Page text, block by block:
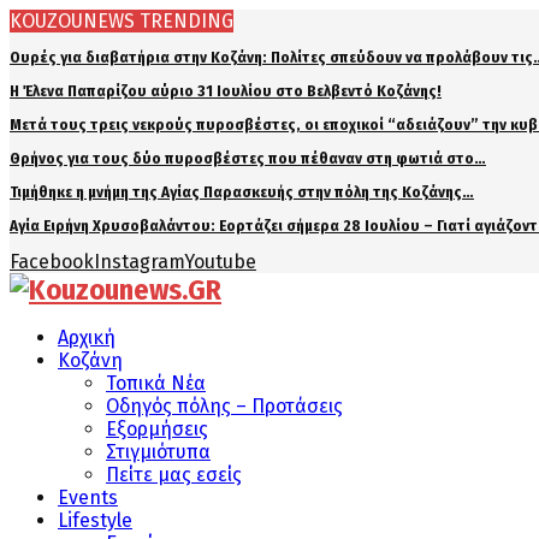
KOUZOUNEWS TRENDING
Ουρές για διαβατήρια στην Κοζάνη: Πολίτες σπεύδουν να προλάβουν
Η Έλενα Παπαρίζου αύριο 31 Ιουλίου στο Βελβεντό Κοζάνης!
Μετά τους τρεις νεκρούς πυροσβέστες, οι εποχικοί “αδειάζουν” την
Θρήνος για τους δύο πυροσβέστες που πέθαναν στη φωτιά στο…
Τιμήθηκε η μνήμη της Αγίας Παρασκευής στην πόλη της Κοζάνης…
Αγία Ειρήνη Χρυσοβαλάντου: Εορτάζει σήμερα 28 Ιουλίου – Γιατί
FacebookInstagramYoutube
Αρχική
Κοζάνη
Τοπικά Νέα
Οδηγός πόλης – Προτάσεις
Εξορμήσεις
Στιγμιότυπα
Πείτε μας εσείς
Events
Lifestyle